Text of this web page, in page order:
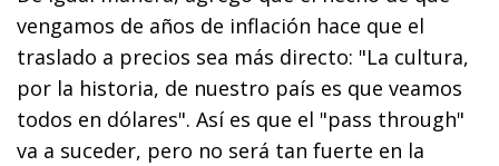
vengamos de años de inflación hace que el
traslado a precios sea más directo: "La cultura,
por la historia, de nuestro país es que veamos
todos en dólares". Así es que el "pass through"
va a suceder, pero no será tan fuerte en la